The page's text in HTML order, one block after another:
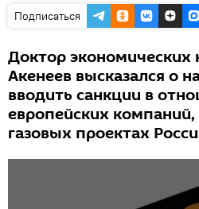
Подписаться
Доктор
Акенеев высказался о
вводить санкции в
европейских
газовых проектах